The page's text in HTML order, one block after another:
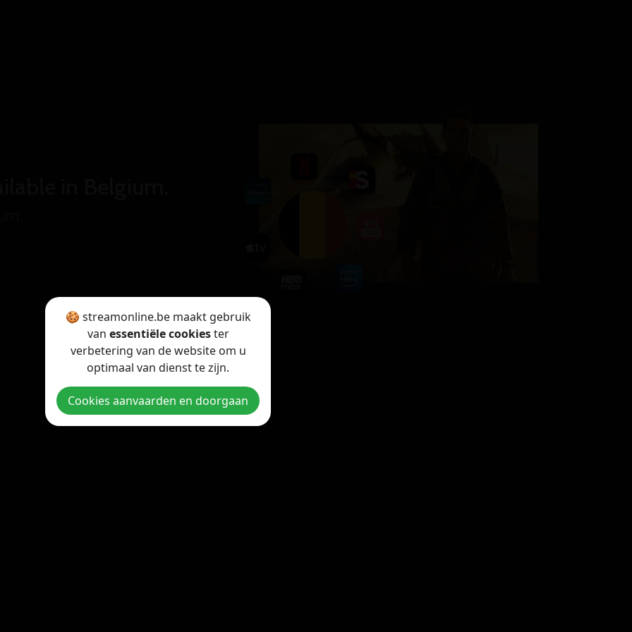
Copyright © 2026 StreamOnline.be. All rights reserved.
🍪 streamonline.be maakt gebruik
van essentiële cookiester
verbetering van de website om u
optimaal van dienst te zijn.
Cookies aanvaarden en doorgaan